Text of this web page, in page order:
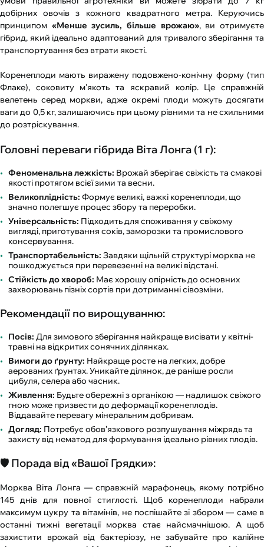
добірних овочів з кожного квадратного метра. Керуючись
принципом «Менше зусиль, більше врожаю», ви отримуєте
гібрид, який ідеально адаптований для тривалого зберігання та
транспортування без втрати якості.
Коренеплоди мають виражену подовжено-конічну форму (тип
Флаке), соковиту м'якоть та яскравий колір. Це справжній
велетень серед моркви, адже окремі плоди можуть досягати
ваги до 0,5 кг, залишаючись при цьому рівними та не схильними
до розтріскування.
Головні переваги гібрида Віта Лонга (1 г):
Феноменальна лежкість: Врожай зберігає свіжість та смакові
якості протягом всієї зими та весни.
Великоплідність: Формує великі, важкі коренеплоди, що
значно полегшує процес збору та переробки.
Універсальність: Підходить для споживання у свіжому
вигляді, приготування соків, заморозки та промислового
консервування.
Транспортабельність: Завдяки щільній структурі морква не
пошкоджується при перевезенні на великі відстані.
Стійкість до хвороб: Має хорошу опірність до основних
захворювань пізніх сортів при дотриманні сівозміни.
Рекомендації по вирощуванню:
Посів: Для зимового зберігання найкраще висівати у квітні-
травні на відкритих сонячних ділянках.
Вимоги до ґрунту: Найкраще росте на легких, добре
аерованих ґрунтах. Уникайте ділянок, де раніше росли
цибуля, селера або часник.
Живлення: Будьте обережні з органікою — надлишок свіжого
гною може призвести до деформації коренеплодів.
Віддавайте перевагу мінеральним добривам.
Догляд: Потребує обов’язкового розпушування міжрядь та
захисту від нематод для формування ідеально рівних плодів.
🛡️ Порада від «Вашої Грядки»:
Морква Віта Лонга — справжній марафонець, якому потрібно
145 днів для повної стиглості. Щоб коренеплоди набрали
максимум цукру та вітамінів, не поспішайте зі збором — саме в
останні тижні вегетації морква стає найсмачнішою. А щоб
захистити врожай від бактеріозу, не забувайте про калійне